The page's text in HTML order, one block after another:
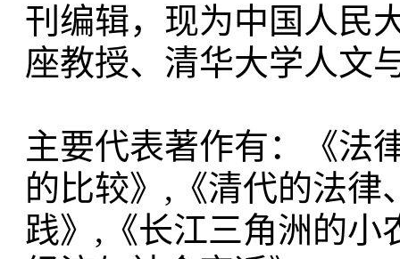
刊编辑，现为中国人民
座教授、清华大学人文
主要代表著作有：《法
的比较》,《清代的法律
践》,《长江三角洲的小